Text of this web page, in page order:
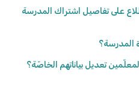
على تفاصيل اشتراك المدرسة
المدرسة؟
تعديل بياناتهم الخاصّة؟